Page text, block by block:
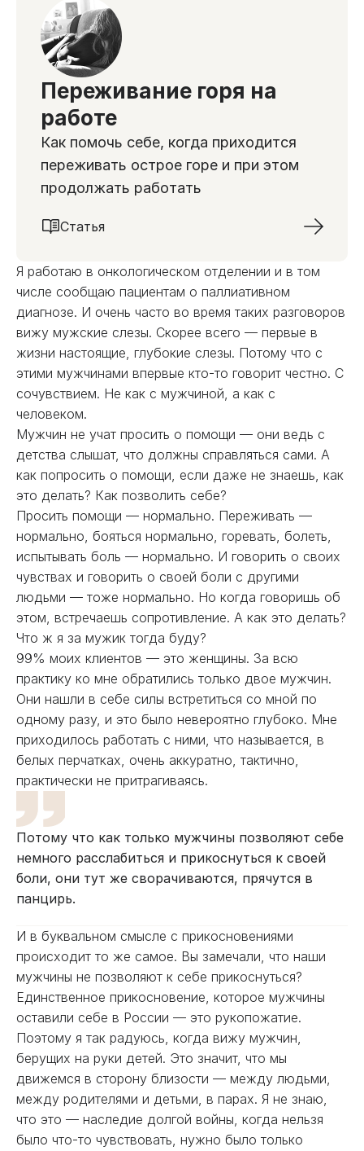
Переживание горя на
работе
Как помочь себе, когда приходится
переживать острое горе и при этом
продолжать работать
Статья
Я работаю в онкологическом отделении и в том
числе сообщаю пациентам о паллиативном
диагнозе. И очень часто во время таких разговоров
вижу мужские слезы. Скорее всего — первые в
жизни настоящие, глубокие слезы. Потому что с
этими мужчинами впервые кто-то говорит честно. С
сочувствием. Не как с мужчиной, а как с
человеком.
Мужчин не учат просить о помощи — они ведь с
детства слышат, что должны справляться сами. А
как попросить о помощи, если даже не знаешь, как
это делать? Как позволить себе?
Просить помощи — нормально. Переживать —
нормально, бояться нормально, горевать, болеть,
испытывать боль — нормально. И говорить о своих
чувствах и говорить о своей боли с другими
людьми — тоже нормально. Но когда говоришь об
этом, встречаешь сопротивление. А как это делать?
Что ж я за мужик тогда буду?
99% моих клиентов — это женщины. За всю
практику ко мне обратились только двое мужчин.
Они нашли в себе силы встретиться со мной по
одному разу, и это было невероятно глубоко. Мне
приходилось работать с ними, что называется, в
белых перчатках, очень аккуратно, тактично,
практически не притрагиваясь.
Потому что как только мужчины позволяют себе
немного расслабиться и прикоснуться к своей
боли, они тут же сворачиваются, прячутся в
панцирь.
И в буквальном смысле с прикосновениями
происходит то же самое. Вы замечали, что наши
мужчины не позволяют к себе прикоснуться?
Единственное прикосновение, которое мужчины
оставили себе в России — это рукопожатие.
Поэтому я так радуюсь, когда вижу мужчин,
берущих на руки детей. Это значит, что мы
движемся в сторону близости — между людьми,
между родителями и детьми, в парах. Я не знаю,
что это — наследие долгой войны, когда нельзя
было что-то чувствовать, нужно было только